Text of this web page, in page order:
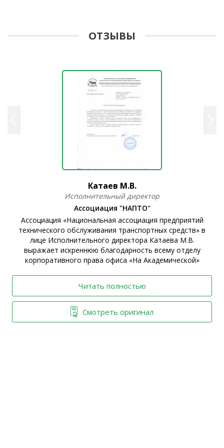
ОТЗЫВЫ
Катаев М.В.
Исполнительный директор
Ассоциация "НАПТО"
Ассоциация «Национальная ассоциация предприятий
технического обслуживания транспортных средств» в
лице Исполнительного директора Катаева М.В.
выражает искреннюю благодарность всему отделу
корпоративного права офиса «На Академической»
Читать полностью
Смотреть оригинал